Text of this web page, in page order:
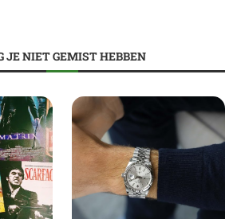
JE NIET GEMIST HEBBEN